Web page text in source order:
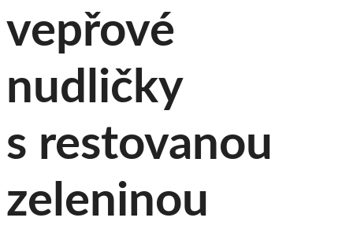
vepřové
nudličky
s restovanou
zeleninou